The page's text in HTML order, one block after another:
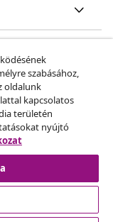
szabásához,
oldalunk
kapcsolatos
területén
nyújtó